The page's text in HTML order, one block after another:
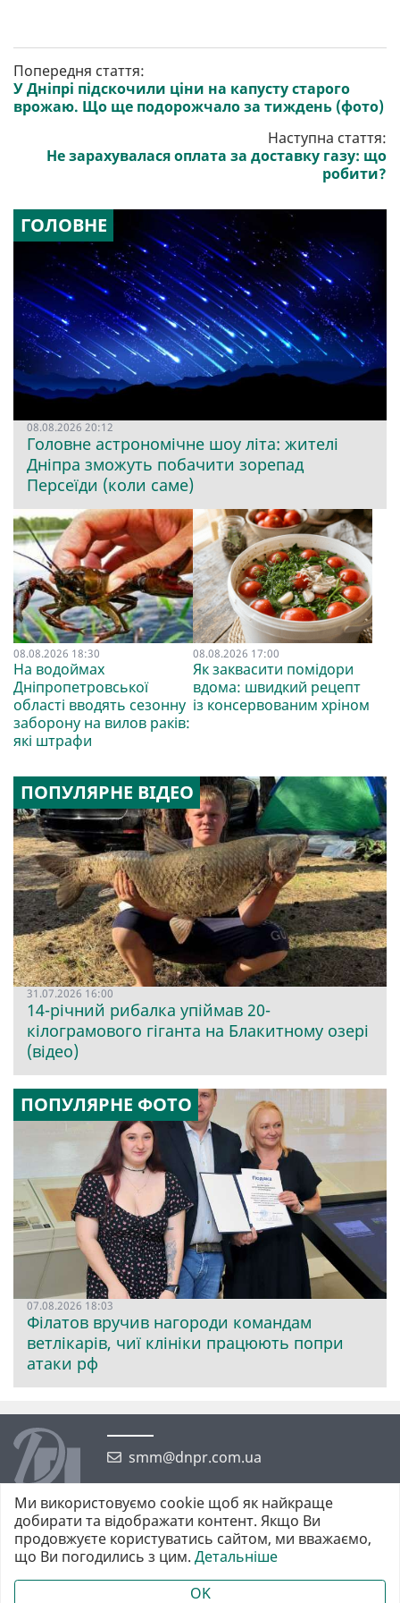
Попередня стаття:
У Дніпрі підскочили ціни на капусту старого
врожаю. Що ще подорожчало за тиждень (фото)
Наступна стаття:
Не зарахувалася оплата за доставку газу: що
робити?
ГОЛОВНЕ
08.08.2026 20:12
Головне астрономічне шоу літа: жителі
Дніпра зможуть побачити зорепад
Персеїди (коли саме)
08.08.2026 18:30
На водоймах
Дніпропетровської
області вводять сезонну
заборону на вилов раків:
які штрафи
08.08.2026 17:00
Як заквасити помідори
вдома: швидкий рецепт
із консервованим хріном
ПОПУЛЯРНЕ ВІДЕО
31.07.2026 16:00
14-річний рибалка упіймав 20-
кілограмового гіганта на Блакитному озері
(відео)
ПОПУЛЯРНЕ ФОТО
07.08.2026 18:03
Філатов вручив нагороди командам
ветлікарів, чиї клініки працюють попри
атаки рф
smm@dnpr.com.ua
©2026 https://dnpr.com.ua Дніпровська порадниця
Всі права захищені. При повному або частковому використанні
матеріалів обов'язкове активне гіперпосилання у першому абзаці.
Ми використовуємо cookie щоб як найкраще
добирати та відображати контент. Якщо Ви
продовжуєте користуватись сайтом, ми вважаємо,
що Ви погодились з цим. Детальніше
OK